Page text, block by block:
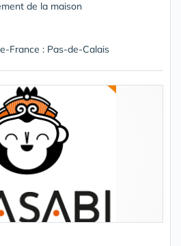
de la maison
France : Pas-de-Calais